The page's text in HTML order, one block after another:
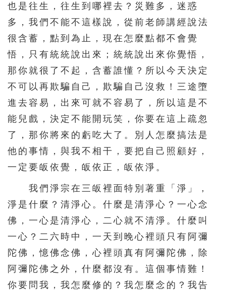
也是往生，往生到哪裡去？災難多，迷惑
多，我們不能不這樣說，從前老師講經說法
很含蓄，點到為止，現在怎麼點都不會覺
悟，只有統統說出來；統統說出來你覺悟，
那你就很了不起，含蓄誰懂？所以今天決定
不可以再欺騙自己，欺騙自己沒救！三途墮
進去容易，出來可就不容易了，所以這是不
能兒戲，決定不能開玩笑，你要在這上疏忽
了，那你將來的虧吃大了。別人怎麼搞法是
他的事情，與我不相干，要把自己照顧好，
一定要皈依覺，皈依正，皈依淨。
我們淨宗在三皈裡面特別著重「淨」，
淨是什麼？清淨心。什麼是清淨心？一心念
佛，一心是清淨心，二心就不清淨。什麼叫
一心？二六時中，一天到晚心裡頭只有阿彌
陀佛，憶佛念佛，心裡頭真有阿彌陀佛，除
阿彌陀佛之外，什麼都沒有。這個事情難！
你要問我，我怎麼修的？我怎麼念的？我告